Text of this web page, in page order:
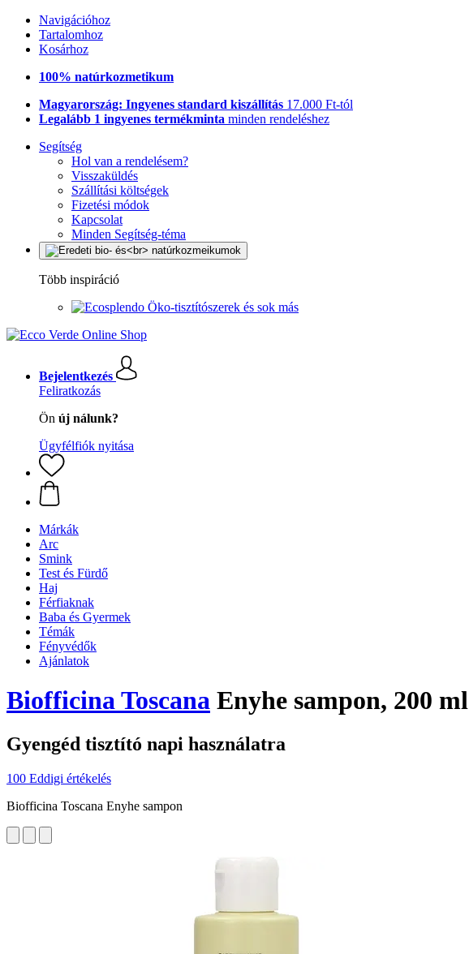
Navigációhoz
Tartalomhoz
Kosárhoz
100% natúrkozmetikum
Magyarország: Ingyenes standard kiszállítás 17.000 Ft-tól
Legalább 1 ingyenes termékminta minden rendeléshez
Segítség
Hol van a rendelésem?
Visszaküldés
Szállítási költségek
Fizetési módok
Kapcsolat
Minden Segítség-téma
Több inspiráció
Öko-tisztítószerek és sok más
Bejelentkezés
Feliratkozás
Ön új nálunk?
Ügyfélfiók nyitása
Márkák
Arc
Smink
Test és Fürdő
Haj
Férfiaknak
Baba és Gyermek
Témák
Fényvédők
Ajánlatok
Biofficina Toscana Enyhe sampon, 200 ml
Gyengéd tisztító napi használatra
100 Eddigi értékelés
Biofficina Toscana Enyhe sampon